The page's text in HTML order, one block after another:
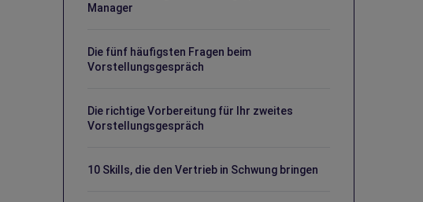
Manager
Die fünf häufigsten Fragen beim
Vorstellungsgespräch
Die richtige Vorbereitung für Ihr zweites
Vorstellungsgespräch
10 Skills, die den Vertrieb in Schwung bringen